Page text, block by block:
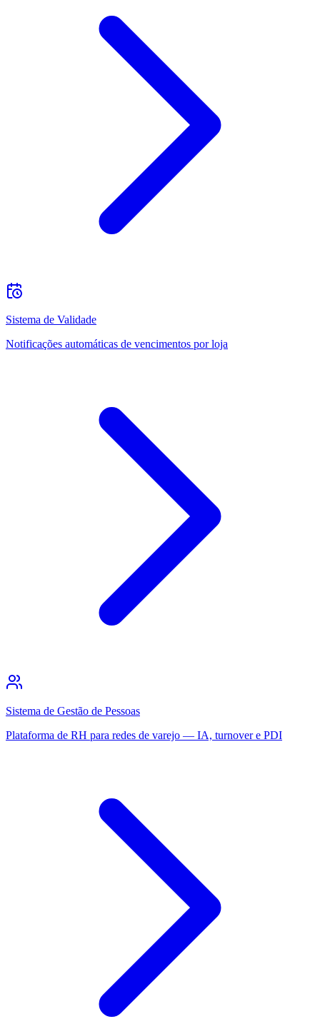
Sistema de Validade
Notificações automáticas de vencimentos por loja
Sistema de Gestão de Pessoas
Plataforma de RH para redes de varejo — IA, turnover e PDI